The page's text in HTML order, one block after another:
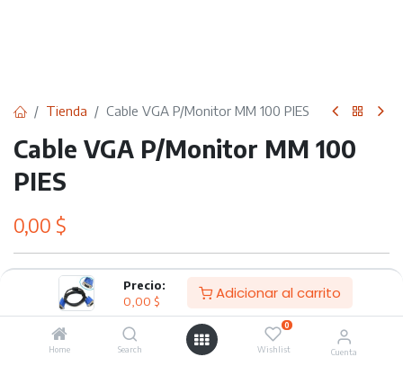
Precio:
0,00 $ Adicionar al carrito
Home Search
0
Wishlist Cuenta
Tienda Cable VGA P/Monitor MM 100 PIES
Cable VGA P/Monitor MM 100
PIES
0,00 $
Adicionar al carrito
Agregar a lista de deseos